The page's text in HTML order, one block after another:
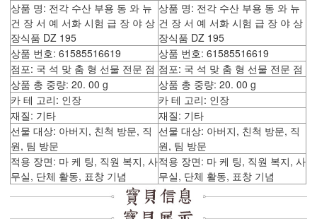
상품 명: 전각 수산 부용 동 와 뉴
건 장 서 예 서화 시험 급 장 야 상
장식품 DZ 195
상품 명: 전각 수산 부용 동 와 뉴
건 장 서 예 서화 시험 급 장 야 상
장식품 DZ 195
상품 번호: 61585516619
상품 번호: 61585516619
점포: 국 석 맞 춤 형 선물 전문 점 점포: 국 석 맞 춤 형 선물 전문 점
상품 총 중량: 20. 00 g
상품 총 중량: 20. 00 g
카 테 고리: 인장
카 테 고리: 인장
재질: 기타
재질: 기타
선물 대상: 아버지, 친척 방문, 직
원, 팀 방문
선물 대상: 아버지, 친척 방문, 직
원, 팀 방문
적용 장면: 마 케 팅, 직원 복지, 사
무실, 단체 활동, 표창 기념
적용 장면: 마 케 팅, 직원 복지, 사
무실, 단체 활동, 표창 기념